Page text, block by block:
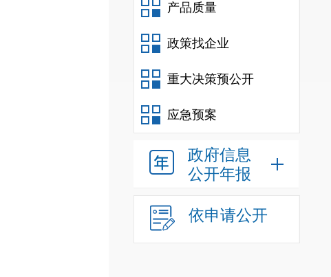
产品质量
政策找企业
重大决策预公开
应急预案
政府信息
公开年报
依申请公开